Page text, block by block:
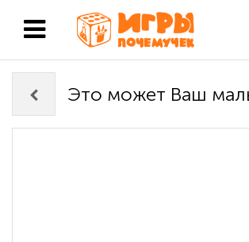
Это может Ваш